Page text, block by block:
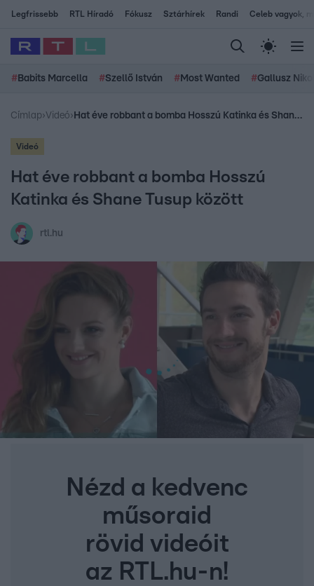
Legfrissebb RTL Híradó Fókusz Sztárhírek Randi Celeb vagyok,
# Babits Marcella #Szellő István # Most Wanted #Gallusz
Címlap›Videó› Hat éve robbant a bomba Hosszú Katinka és Shane Tusup között
Videó
Hat éve robbant a bomba Hosszú
Katinka és Shane Tusup között
rtl.hu
Nézd a kedvenc
műsoraid
rövid videóit
az RTL.hu-n!